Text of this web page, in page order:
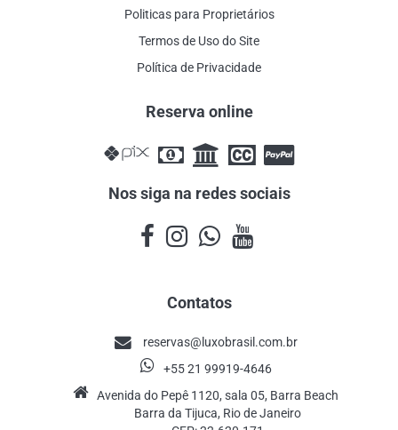
Politicas para Proprietários
Termos de Uso do Site
Política de Privacidade
Reserva online
Nos siga na redes sociais
Contatos
reservas@luxobrasil.com.br
+55 21 99919-4646
Avenida do Pepê 1120, sala 05, Barra Beach
Barra da Tijuca, Rio de Janeiro